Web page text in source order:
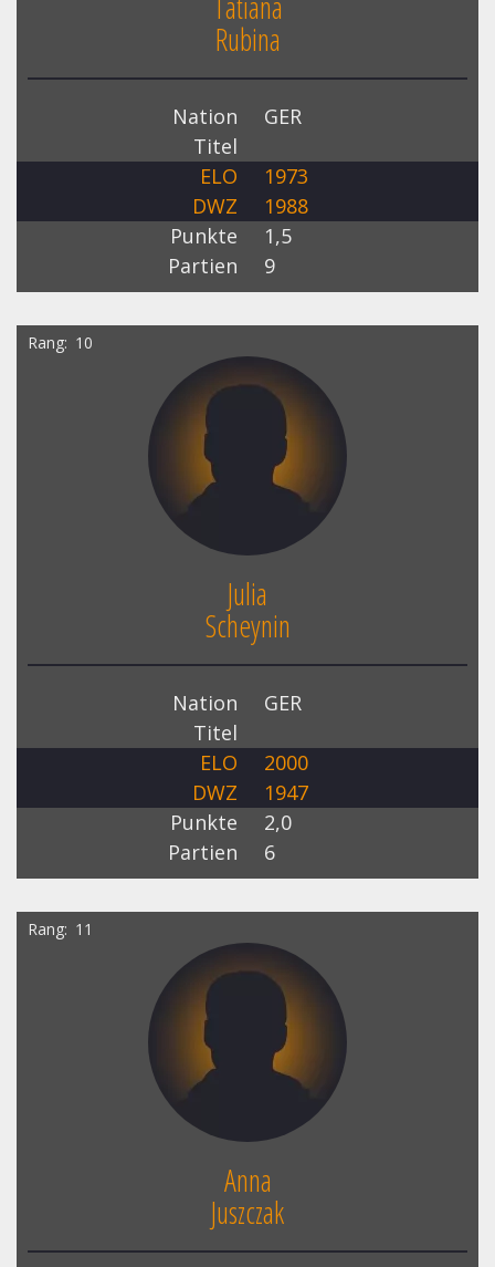
Rubina
Nation
GER
Titel
ELO
1973
DWZ
1988
Punkte
1,5
Partien
9
Rang 10
Julia
Scheynin
Nation
GER
Titel
ELO
2000
DWZ
1947
Punkte
2,0
Partien
6
Rang 11
Anna
Juszczak